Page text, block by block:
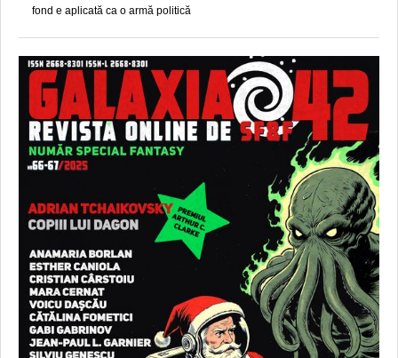
fond e aplicată ca o armă politică